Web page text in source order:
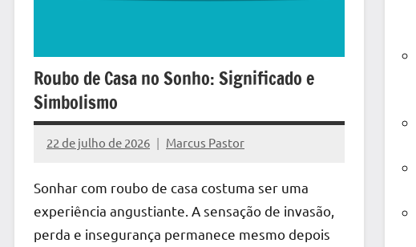
Roubo de Casa no Sonho: Significado e
Simbolismo
22 de julho de 2026 Marcus Pastor
Nenhum
Sonhar com roubo de casa costuma ser uma
experiência angustiante. A sensação de invasão,
perda e insegurança permanece mesmo depois